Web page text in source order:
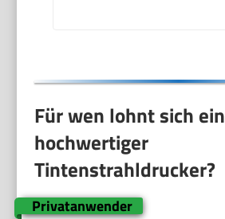
Für wen lohnt sich ein
hochwertiger
Tintenstrahldrucker?
Privatanwender